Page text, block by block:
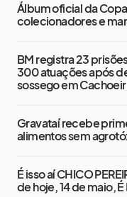
Álbum oficial da
colecionadores e
BM registra 23
300 atuações após
sossego em
Gravataí recebe
alimentos sem
É isso aí CHICO
de hoje, 14 de maio,